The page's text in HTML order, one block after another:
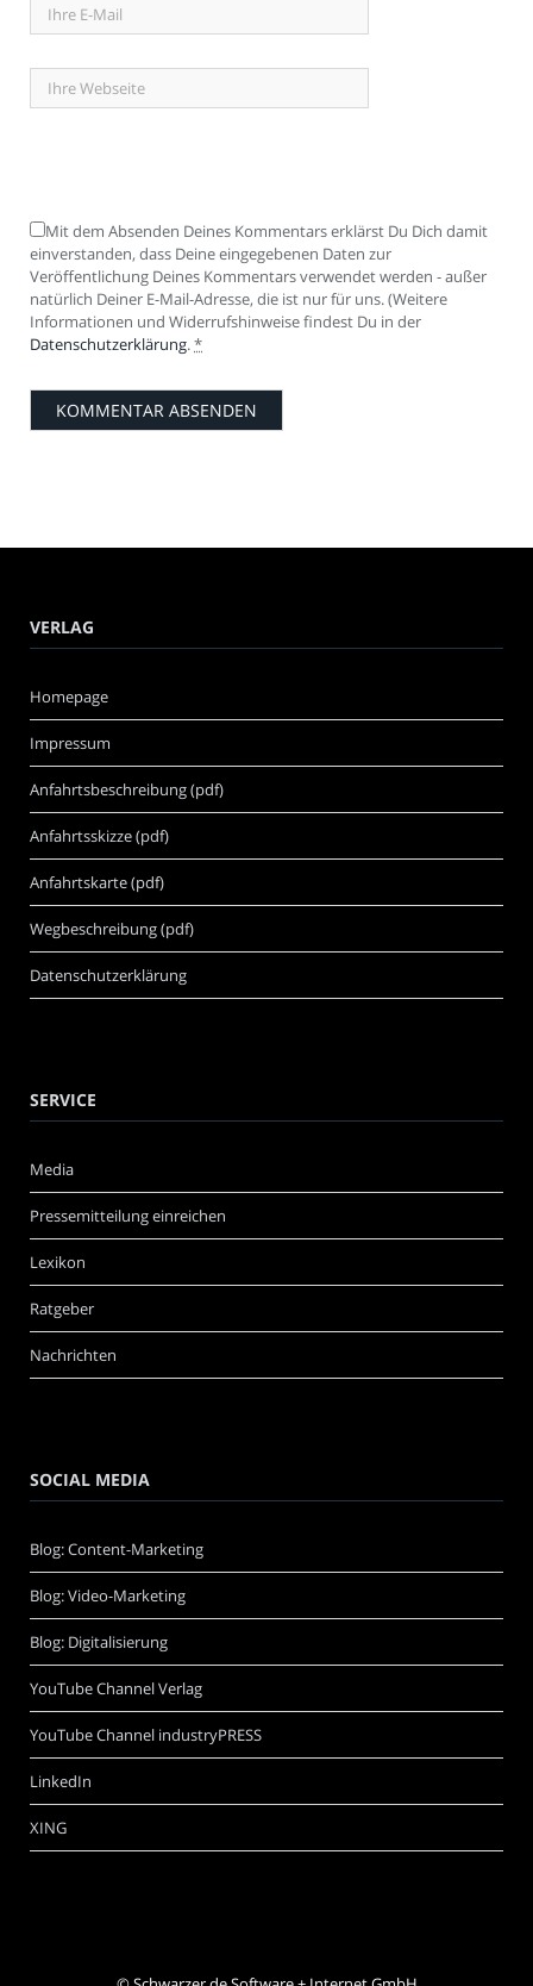
Mit dem Absenden Deines Kommentars erklärst Du Dich damit
einverstanden, dass Deine eingegebenen Daten zur
Veröffentlichung Deines Kommentars verwendet werden - außer
natürlich Deiner E-Mail-Adresse, die ist nur für uns. (Weitere
Informationen und Widerrufshinweise findest Du in der
Datenschutzerklärung. *
VERLAG
Homepage
Impressum
Anfahrtsbeschreibung (pdf)
Anfahrtsskizze (pdf)
Anfahrtskarte (pdf)
Wegbeschreibung (pdf)
Datenschutzerklärung
SERVICE
Media
Pressemitteilung einreichen
Lexikon
Ratgeber
Nachrichten
SOCIAL MEDIA
Blog: Content-Marketing
Blog: Video-Marketing
Blog: Digitalisierung
YouTube Channel Verlag
YouTube Channel industryPRESS
LinkedIn
XING